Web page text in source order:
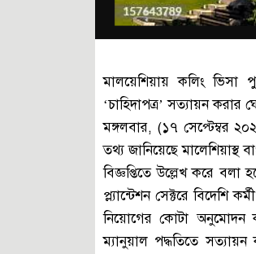
মালয়েশিয়ায় কলিং ভিসা
‘চাহিদাপত্র’ সত্যায়ন
মঙ্গলবার, (১৭ সেপ্টেম্বর
তথ্য জানিয়েছে
বিজ্ঞপ্তিতে উল্লেখ করে বলা
প্ল্যান্টেশন সেক্টরে বিদেশি
নিয়োগের কোটা অনুমোদন
ম্যানুয়াল পদ্ধতিতে সত্যায়ন